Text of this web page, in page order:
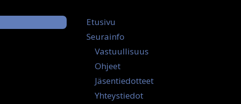
Etusivu
Seurainfo
Vastuullisuus
Ohjeet
Jäsentiedotteet
Yhteystiedot